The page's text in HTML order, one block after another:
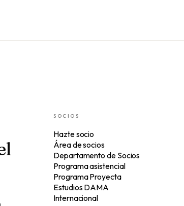
SOCIOS
Hazte socio
Área de socios
Departamento de Socios
Programa asistencial
Programa Proyecta
Estudios DAMA
Internacional